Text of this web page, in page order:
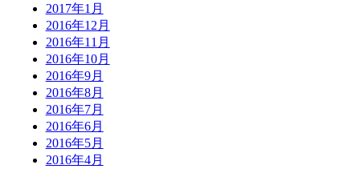
2017年1月
2016年12月
2016年11月
2016年10月
2016年9月
2016年8月
2016年7月
2016年6月
2016年5月
2016年4月